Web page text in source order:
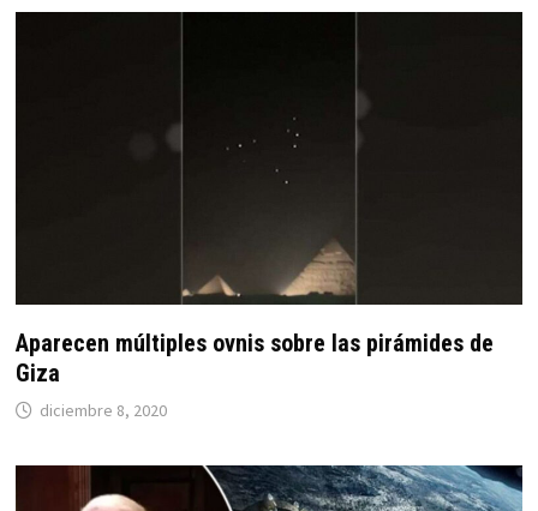
Aparecen múltiples ovnis sobre las pirámides de
Giza
diciembre 8, 2020